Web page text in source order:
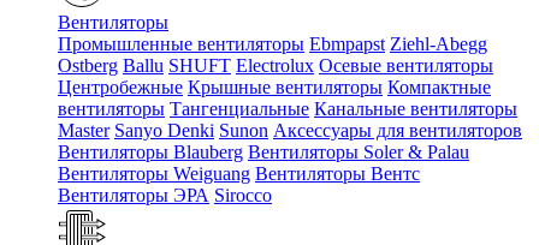
Вентиляторы
Промышленные вентиляторы Ebmpapst Ziehl-Abegg
Ostberg Ballu SHUFT Electrolux Осевые вентиляторы
Центробежные Крышные вентиляторы Компактные
вентиляторы Тангенциальные Канальные вентиляторы
Master Sanyo Denki Sunon Аксессуары для вентиляторов
Вентиляторы Blauberg Вентиляторы Soler & Palau
Вентиляторы Weiguang Вентиляторы Вентс
Вентиляторы ЭРА Sirocco